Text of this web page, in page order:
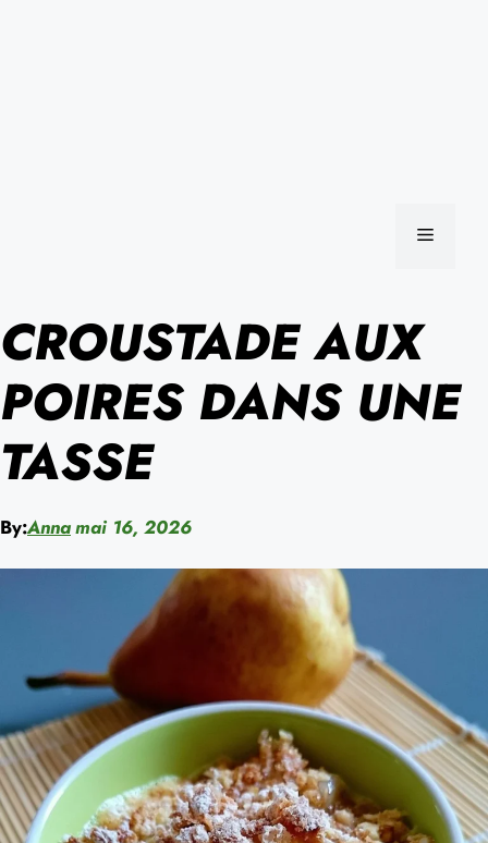
MENU
CROUSTADE AUX
POIRES DANS UNE
TASSE
By:Annamai 16, 2026